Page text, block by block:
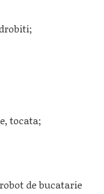
tocata;
de bucatarie